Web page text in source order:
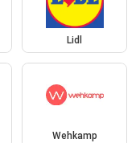
Lidl
Wehkamp